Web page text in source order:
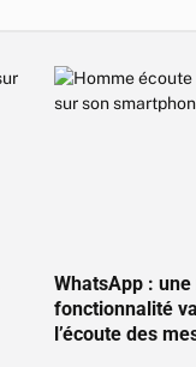
WhatsApp :
fonctionnalité
l’écoute des